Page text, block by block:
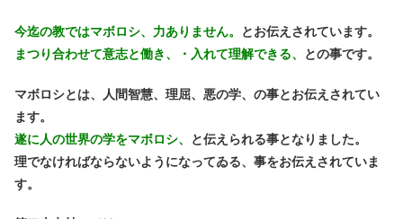
今迄の教ではマボロシ、力ありません。
とお伝えされています。
まつり合わせて意志と働き、・入れて理解できる、
との事です。
マボロシとは、人間智慧、理屈、悪の学、の事とお伝えされてい
ます。
遂に人の世界の学をマボロシ、
と伝えられる事となりました。
理でなければならないようになってゐる、事をお伝えされていま
す。